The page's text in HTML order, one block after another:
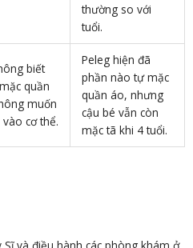
thường so với
tuổi.
biết
quần
muốn
cơ thể.
Peleg hiện đã
phần nào tự mặc
quần áo, nhưng
cậu bé vẫn còn
mặc tã khi 4 tuổi.